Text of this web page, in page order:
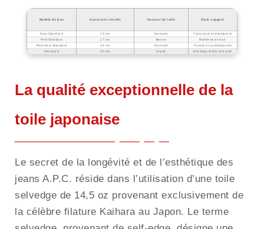
Modèle de jean Ouverture cheville Hauteur de taille Style suggéré
New Standard 19 cm Normale
Classique et intemporel
Petit Standard
17 cm Basse
Moderne et rock
Petit New Standard
16 cm Normale
Fuselé et contemporain
Standard
20 cm Haute Héritage et décontracté
La qualité exceptionnelle de la
toile japonaise
Le secret de la longévité et de l’esthétique des
jeans A.P.C. réside dans l’utilisation d’une toile
selvedge de 14,5 oz provenant exclusivement de
la célèbre filature Kaihara au Japon. Le terme